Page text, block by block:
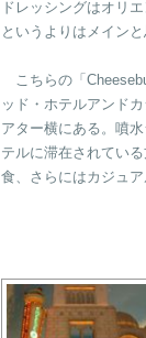
ドレッシングはオリ
というよりはメイン
こちらの「
ッド・ホテルアンド
アター横にある。噴
テルに滞在されてい
食、さらにはカジュ